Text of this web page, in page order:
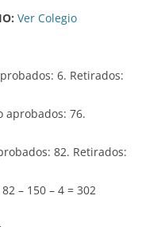
Ver Colegio
6. Retirados:
aprobados: 76.
82. Retirados:
– 150 – 4 = 302